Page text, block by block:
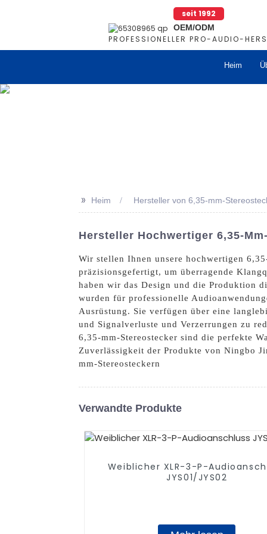
seit 1992
OEM/ODM
PROFESSIONELLER PRO-AUDIO-
Heim
>> Heim Hersteller von 6,35-mm-
Hersteller Hochwertiger 6,35-
Wir stellen Ihnen unsere hochwertigen
präzisionsgefertigt, um überragende
haben wir das Design und die Produktion
wurden für professionelle
Ausrüstung. Sie verfügen über eine
und Signalverluste und Verzerrungen zu
6,35-mm-Stereostecker sind die perfekte
Zuverlässigkeit der Produkte von Ningbo
mm-Stereosteckern
Verwandte Produkte
Weiblicher XLR-3-P-
JYS01/JYS02